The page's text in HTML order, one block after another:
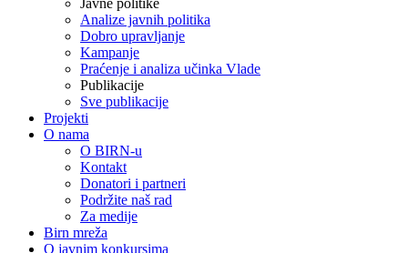
Javne politike
Analize javnih politika
Dobro upravljanje
Kampanje
Praćenje i analiza učinka Vlade
Publikacije
Sve publikacije
Projekti
O nama
O BIRN-u
Kontakt
Donatori i partneri
Podržite naš rad
Za medije
Birn mreža
O javnim konkursima